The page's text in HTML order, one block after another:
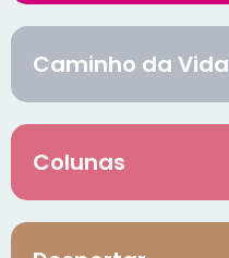
Caminho da Vida
Colunas